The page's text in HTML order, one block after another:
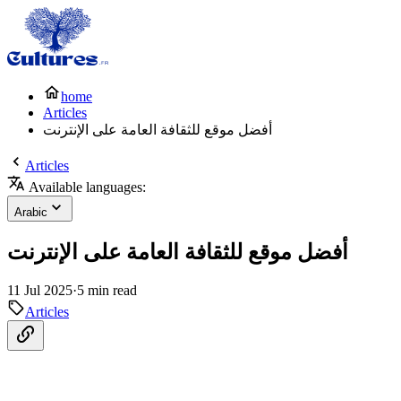
home
Articles
أفضل موقع للثقافة العامة على الإنترنت
Articles
Available languages:
Arabic
أفضل موقع للثقافة العامة على الإنترنت
11 Jul 2025·5 min read
Articles